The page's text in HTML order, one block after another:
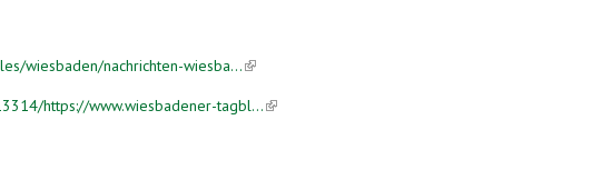
wiesbaden/nachrichten-wiesba...(link is external)
https://www.wiesbadener-tagbl...(link is external)